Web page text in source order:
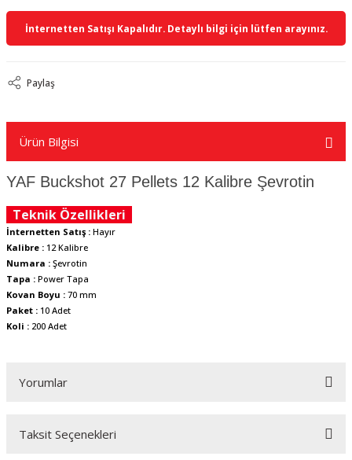
İnternetten Satışı Kapalıdır. Detaylı bilgi için lütfen arayınız.
Paylaş
Ürün Bilgisi
YAF Buckshot 27 Pellets 12 Kalibre Şevrotin
Teknik Özellikleri
İnternetten Satış : Hayır
Kalibre : 12 Kalibre
Numara : Şevrotin
Tapa : Power Tapa
Kovan Boyu : 70 mm
Paket : 10 Adet
Koli : 200 Adet
Yorumlar
Taksit Seçenekleri